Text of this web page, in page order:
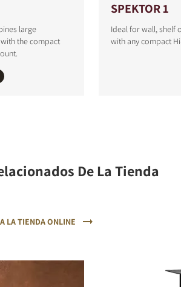
large
the compact
SPEKTOR 1
Ideal for wall, shelf
with any compact
De La Tienda
LA TIENDA ONLINE